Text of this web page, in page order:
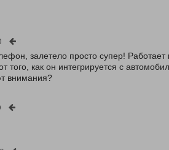
залетело просто супер!
того, как он интегрируется с
внимания?